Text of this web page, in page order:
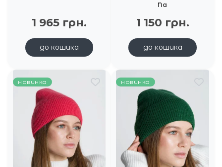
1 965 грн.
до кошика
Na
1 150 грн.
до кошика
новинка новинка